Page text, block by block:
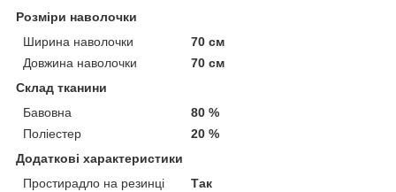
Розміри наволочки
Ширина наволочки
70 см
Довжина наволочки
70 см
Склад тканини
Бавовна
80 %
Поліестер
20 %
Додаткові характеристики
Простирадло на резинці
Так